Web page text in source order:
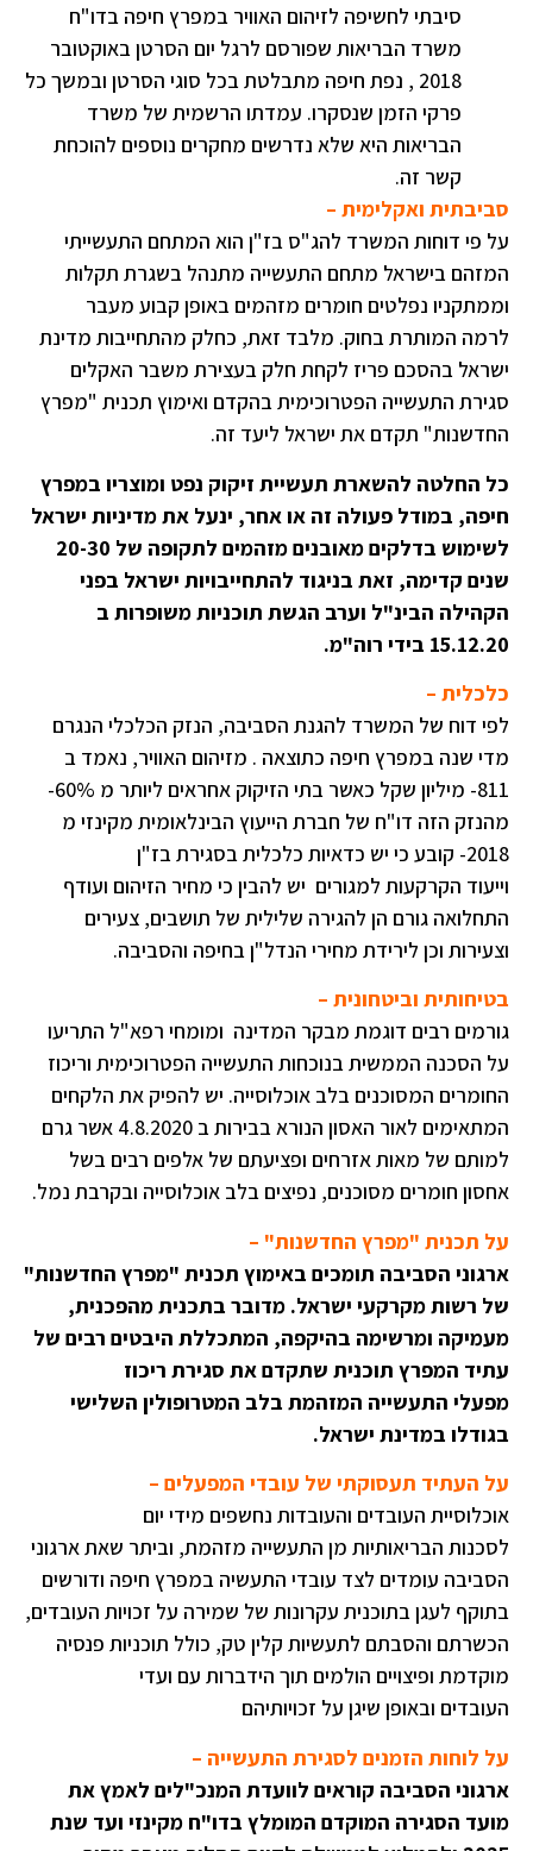
סיבתי לחשיפה לזיהום האוויר במפרץ חיפה בדו"ח
משרד הבריאות שפורסם לרגל יום הסרטן באוקטובר
2018 , נפת חיפה מתבלטת בכל סוגי הסרטן ובמשך כל
פרקי הזמן שנסקרו. עמדתו הרשמית של משרד
הבריאות היא שלא נדרשים מחקרים נוספים להוכחת
קשר זה.
סביבתית ואקלימית –
על פי דוחות המשרד להג"ס בז"ן הוא המתחם התעשייתי
המזהם בישראל מתחם התעשייה מתנהל בשגרת תקלות
וממתקניו נפלטים חומרים מזהמים באופן קבוע מעבר
לרמה המותרת בחוק. מלבד זאת, כחלק מהתחייבות מדינת
ישראל בהסכם פריז לקחת חלק בעצירת משבר האקלים
סגירת התעשייה הפטרוכימית בהקדם ואימוץ תכנית "מפרץ
החדשנות" תקדם את ישראל ליעד זה.
כל החלטה להשארת תעשיית זיקוק נפט ומוצריו במפרץ
חיפה, במודל פעולה זה או אחר, ינעל את מדיניות ישראל
לשימוש בדלקים מאובנים מזהמים לתקופה של 20-30
שנים קדימה, זאת בניגוד להתחייבויות ישראל בפני
הקהילה הבינ"ל וערב הגשת תוכניות משופרות ב
15.12.20 בידי רוה"מ.
כלכלית –
לפי דוח של המשרד להגנת הסביבה, הנזק הכלכלי הנגרם
מדי שנה במפרץ חיפה כתוצאה . מזיהום האוויר, נאמד ב
811- מיליון שקל כאשר בתי הזיקוק אחראים ליותר מ 60%-
מהנזק הזה דו"ח של חברת הייעוץ הבינלאומית מקינזי מ
2018- קובע כי יש כדאיות כלכלית בסגירת בז"ן
וייעוד הקרקעות למגורים יש להבין כי מחיר הזיהום ועודף
התחלואה גורם הן להגירה שלילית של תושבים, צעירים
וצעירות וכן לירידת מחירי הנדל"ן בחיפה והסביבה.
בטיחותית וביטחונית –
גורמים רבים דוגמת מבקר המדינה ומומחי רפא"ל התריעו
על הסכנה הממשית בנוכחות התעשייה הפטרוכימית וריכוז
החומרים המסוכנים בלב אוכלוסייה. יש להפיק את הלקחים
המתאימים לאור האסון הנורא בבירות ב 4.8.2020 אשר גרם
למותם של מאות אזרחים ופציעתם של אלפים רבים בשל
אחסון חומרים מסוכנים, נפיצים בלב אוכלוסייה ובקרבת נמל.
על תכנית "מפרץ החדשנות" –
ארגוני הסביבה תומכים באימוץ תכנית "מפרץ החדשנות"
של רשות מקרקעי ישראל. מדובר בתכנית מהפכנית,
מעמיקה ומרשימה בהיקפה, המתכללת היבטים רבים של
עתיד המפרץ תוכנית שתקדם את סגירת ריכוז
מפעלי התעשייה המזהמת בלב המטרופולין השלישי
בגודלו במדינת ישראל.
על העתיד תעסוקתי של עובדי המפעלים –
אוכלוסיית העובדים והעובדות נחשפים מידי יום
לסכנות הבריאותיות מן התעשייה מזהמת, וביתר שאת ארגוני
הסביבה עומדים לצד עובדי התעשיה במפרץ חיפה ודורשים
בתוקף לעגן בתוכנית עקרונות של שמירה על זכויות העובדים,
הכשרתם והסבתם לתעשיות קלין טק, כולל תוכניות פנסיה
מוקדמת ופיצויים הולמים תוך הידברות עם ועדי
העובדים ובאופן שיגן על זכויותיהם
על לוחות הזמנים לסגירת התעשייה –
ארגוני הסביבה קוראים לוועדת המנכ"לים לאמץ את
מועד הסגירה המוקדם המומלץ בדו"ח מקינזי ועד שנת